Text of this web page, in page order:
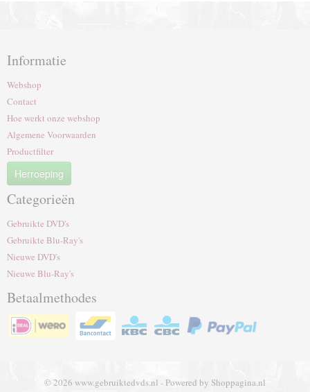
Informatie
Webshop
Contact
Hoe werkt onze webshop
Algemene Voorwaarden
Productfilter
Herroeping
Categorieën
Gebruikte DVD's
Gebruikte Blu-Ray's
Nieuwe DVD's
Nieuwe Blu-Ray's
Betaalmethodes
© 2026 www.gebruiktedvds.nl - Powered by Shoppagina.nl